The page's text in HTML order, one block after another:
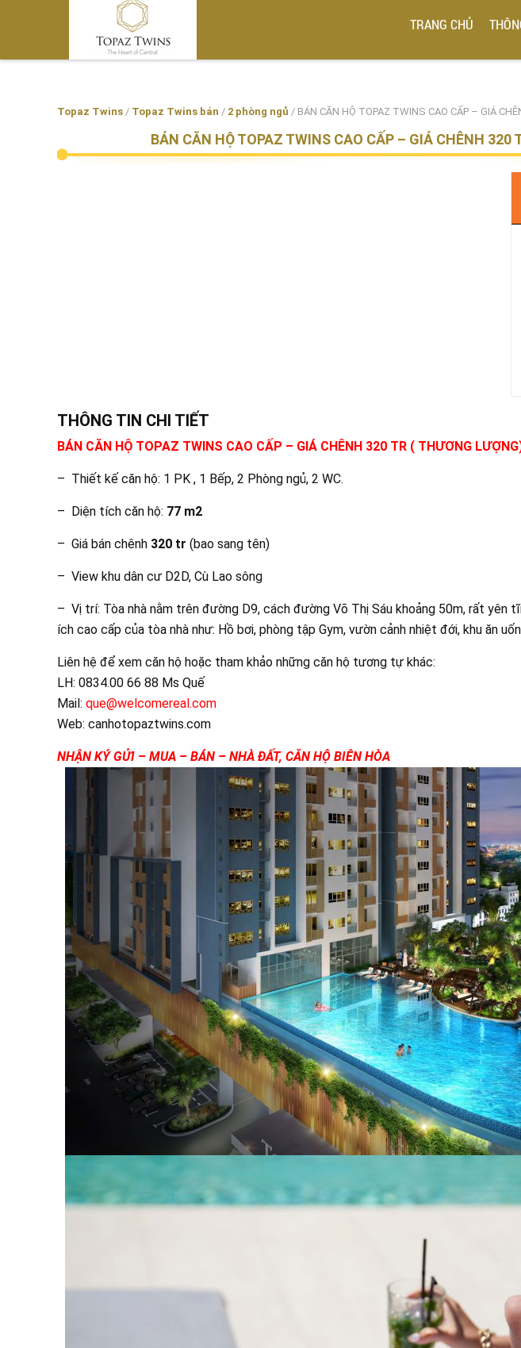
TRANG CHỦ
Topaz Twins / Topaz Twins bán / 2 phòng ngủ / BÁN CĂN HỘ TOPAZ TWINS CAO CẤP – GIÁ
BÁN CĂN HỘ TOPAZ TWINS CAO CẤP – GIÁ CHÊNH 320
THÔNG TIN CHI TIẾT
BÁN CĂN HỘ TOPAZ TWINS CAO CẤP – GIÁ CHÊNH 320 TR ( THƯƠNG
– Thiết kế căn hộ: 1 PK , 1 Bếp, 2 Phòng ngủ, 2 WC.
– Diện tích căn hộ: 77 m2
– Giá bán chênh 320 tr (bao sang tên)
– View khu dân cư D2D, Cù Lao sông
– Vị trí: Tòa nhà nằm trên đường D9, cách đường Võ Thị Sáu khoảng 50m, rất yên
ích cao cấp của tòa nhà như: Hồ bơi, phòng tập Gym, vườn cảnh nhiệt đới, khu ăn
Liên hệ để xem căn hộ hoặc tham khảo những căn hộ tương tự khác:
LH: 0834.00 66 88 Ms Quế
Mail: que@welcomereal.com
Web: canhotopaztwins.com
NHẬN KÝ GỬI – MUA – BÁN – NHÀ ĐẤT, CĂN HỘ BIÊN HÒA